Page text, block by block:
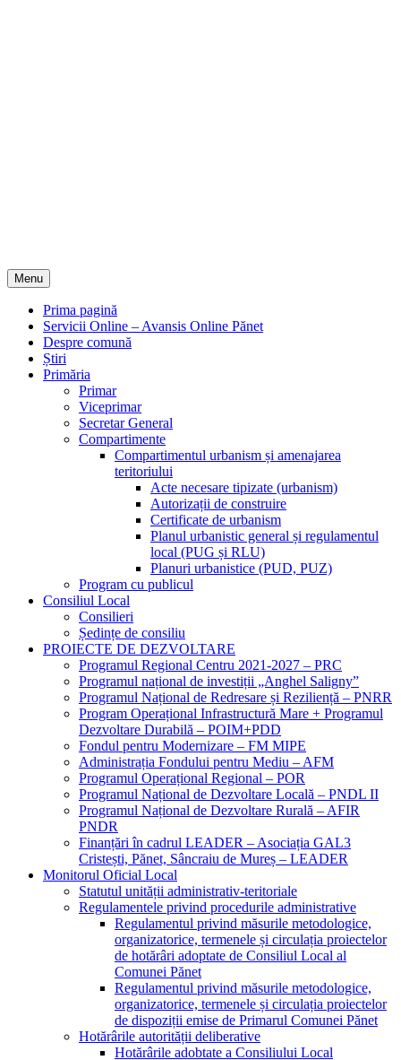
Menu
Prima pagină
Servicii Online – Avansis Online Pănet
Despre comună
Știri
Primăria
Primar
Viceprimar
Secretar General
Compartimente
Compartimentul urbanism și amenajarea
teritoriului
Acte necesare tipizate (urbanism)
Autorizații de construire
Certificate de urbanism
Planul urbanistic general și regulamentul
local (PUG și RLU)
Planuri urbanistice (PUD, PUZ)
Program cu publicul
Consiliul Local
Consilieri
Ședințe de consiliu
PROIECTE DE DEZVOLTARE
Programul Regional Centru 2021-2027 – PRC
Programul național de investiții „Anghel Saligny”
Programul Național de Redresare și Reziliență – PNRR
Program Operațional Infrastructură Mare + Programul
Dezvoltare Durabilă – POIM+PDD
Fondul pentru Modernizare – FM MIPE
Administrația Fondului pentru Mediu – AFM
Programul Operațional Regional – POR
Programul Național de Dezvoltare Locală – PNDL II
Programul Național de Dezvoltare Rurală – AFIR
PNDR
Finanțări în cadrul LEADER – Asociația GAL3
Cristești, Pănet, Sâncraiu de Mureș – LEADER
Monitorul Oficial Local
Statutul unității administrativ-teritoriale
Regulamentele privind procedurile administrative
Regulamentul privind măsurile metodologice,
organizatorice, termenele și circulația proiectelor
de hotărâri adoptate de Consiliul Local al
Comunei Pănet
Regulamentul privind măsurile metodologice,
organizatorice, termenele și circulația proiectelor
de dispoziții emise de Primarul Comunei Pănet
Hotărârile autorității deliberative
Hotărârile adobtate a Consiliului Local